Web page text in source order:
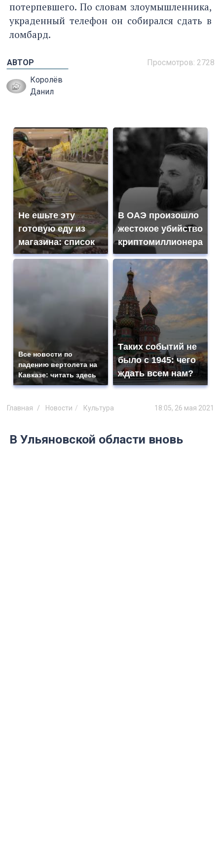
потерпевшего. По словам злоумышленника,
украденный телефон он собирался сдать в
ломбард.
Просмотров: 2728
АВТОР
Королёв
Данил
Не ешьте эту
готовую еду из
магазина: список
В ОАЭ произошло
жестокое убийство
криптомиллионера
Все новости по
падению вертолета на
Кавказе: читать здесь
Таких событий не
было с 1945: чего
ждать всем нам?
Главная Новости Культура 18:05, 26 мая 2021
В Ульяновской области вновь